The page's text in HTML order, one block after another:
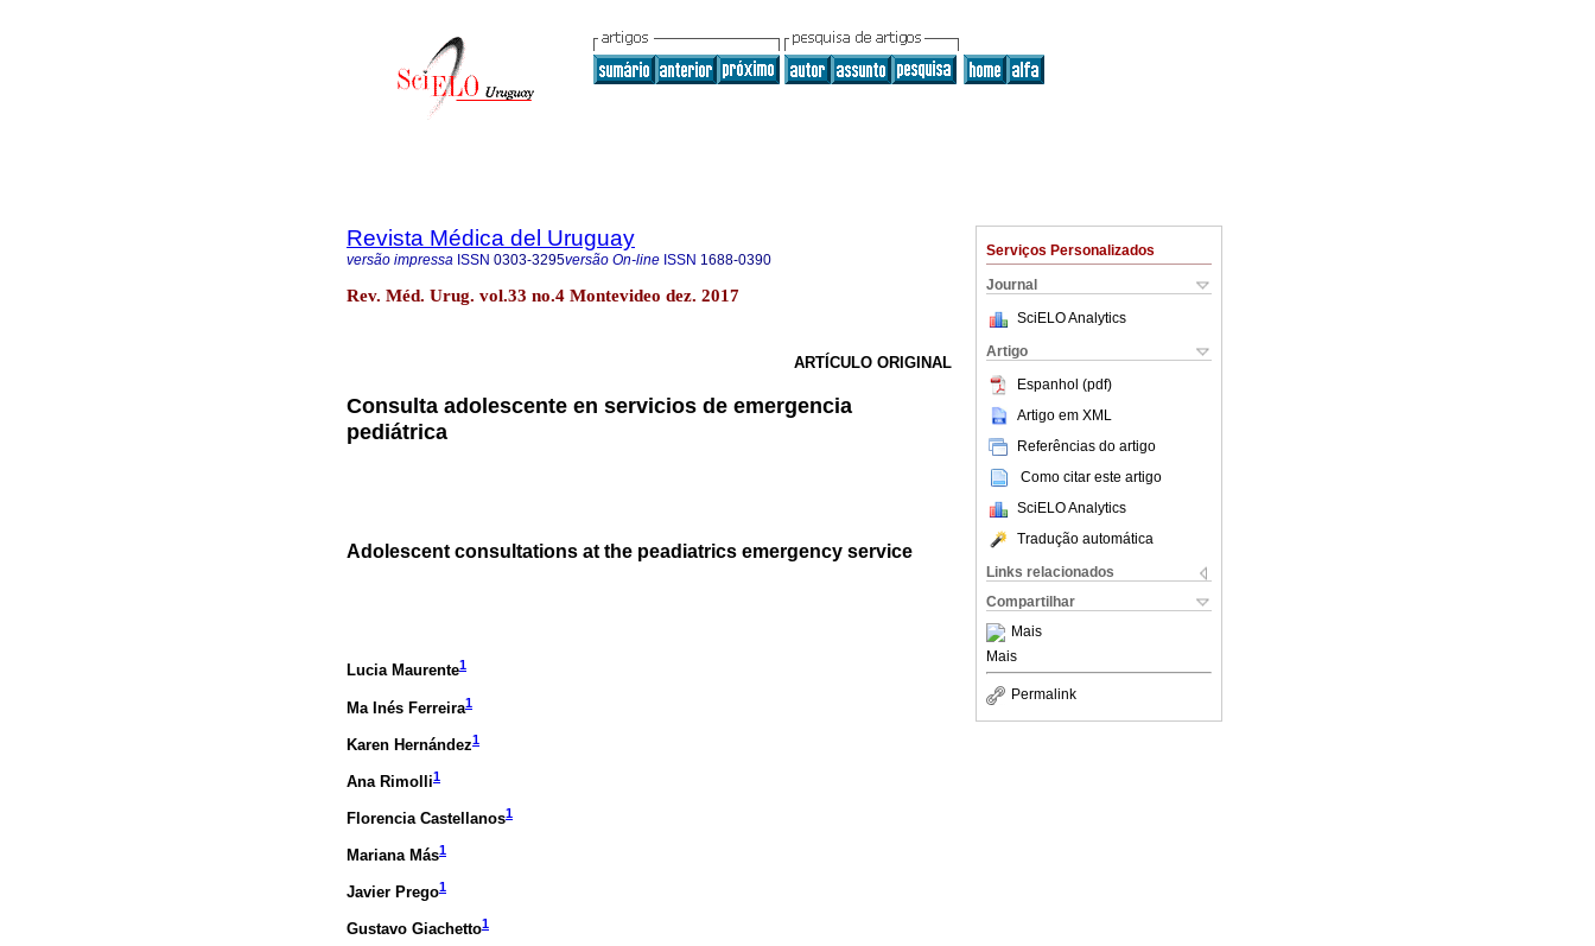
Serviços Personalizados
Journal
SciELO Analytics
Artigo
Espanhol (pdf)
Artigo em XML
Referências do artigo
Como citar este artigo
SciELO Analytics
Tradução automática
Links relacionados
Compartilhar
Mais
Mais
Permalink
Revista Médica del Uruguay
versão impressa ISSN 0303-3295versão On-line ISSN 1688-0390
Rev. Méd. Urug. vol.33 no.4 Montevideo dez. 2017
ARTÍCULO ORIGINAL
Consulta adolescente en servicios de emergencia
pediátrica
Adolescent consultations at the peadiatrics emergency service
Lucia Maurente1
Ma Inés Ferreira1
Karen Hernández1
Ana Rimolli1
Florencia Castellanos1
Mariana Más1
Javier Prego1
Gustavo Giachetto1